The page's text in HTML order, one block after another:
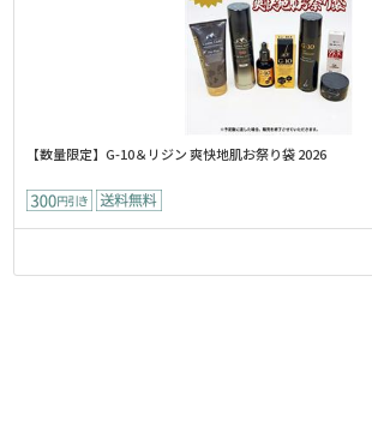
【数量限定】G-10＆リジン 爽快地肌お祭り袋 2026